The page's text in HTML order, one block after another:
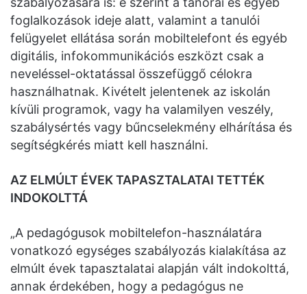
foglalkozások ideje alatt, valamint a tanulói
felügyelet ellátása során mobiltelefont és egyéb
digitális, infokommunikációs eszközt csak a
neveléssel-oktatással összefüggő célokra
használhatnak. Kivételt jelentenek az iskolán
kívüli programok, vagy ha valamilyen veszély,
szabálysértés vagy bűncselekmény elhárítása és
segítségkérés miatt kell használni.
AZ ELMÚLT ÉVEK TAPASZTALATAI TETTÉK
INDOKOLTTÁ
„A pedagógusok mobiltelefon-használatára
vonatkozó egységes szabályozás kialakítása az
elmúlt évek tapasztalatai alapján vált indokolttá,
annak érdekében, hogy a pedagógus ne